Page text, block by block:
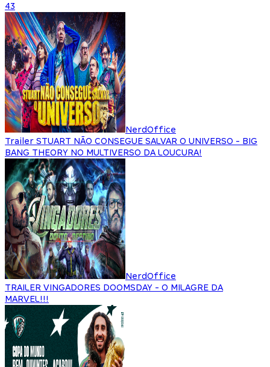
43
NerdOffice
Trailer STUART NÃO CONSEGUE SALVAR O UNIVERSO - BIG
BANG THEORY NO MULTIVERSO DA LOUCURA!
NerdOffice
TRAILER VINGADORES DOOMSDAY - O MILAGRE DA
MARVEL!!!